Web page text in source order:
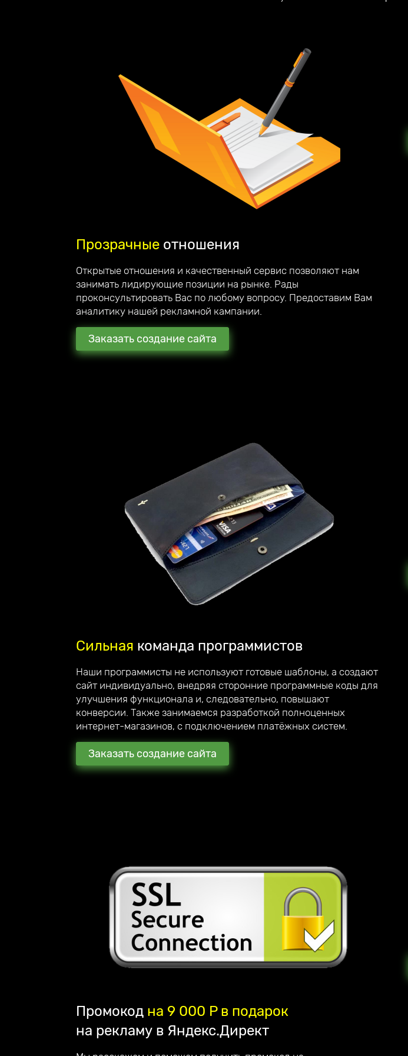
стильные сайты
, которые
вас вдохновляют!
Приветствую, меня зовут Андрей Юзефович, я
руководитель компании Unicode-Profi
Мы стараемся превзойти ожидания наших клиентов. В награду они
рекомендуют нас своим знакомым и партнёрам.
С каждым клиентом общаюсь лично и детально отвечаю на все вопросы.
Наши достижения:
— в 2023 году запустили франшизу;
— в 2022 году начали разрабатывать свой собственный мегамаркетплейс;
— в 2020 году создали авторский online курс по созданию сайтов под ключ.
2016 год начало работы
нашей компании
180 + создано всего
Прозрачные отношения
Открытые отношения и качественный сервис позволяют нам
занимать лидирующие позиции на рынке. Рады
проконсультировать Вас по любому вопросу. Предоставим Вам
аналитику нашей рекламной кампании.
Заказать создание сайта
Сильная команда программистов
Наши программисты не используют готовые шаблоны, а создают
сайт индивидуально, внедряя сторонние программные коды для
улучшения функционала и, следовательно, повышают
конверсии. Также занимаемся разработкой полноценных
интернет-магазинов, с подключением платёжных систем.
Заказать создание сайта
Промокод на 9 000 P в подарок
на рекламу в Яндекс.Директ